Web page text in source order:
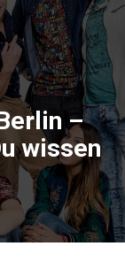
–
wissen